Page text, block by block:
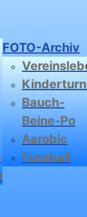
FOTO-Archiv
Bauch-
Beine-Po
Aerobic
Fussball